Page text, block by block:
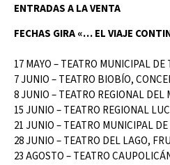
ENTRADAS A LA VENTA
FECHAS GIRA «… EL VIAJE
17 MAYO – TEATRO MUNICIPAL DE
7 JUNIO – TEATRO BIOBÍO,
8 JUNIO – TEATRO REGIONAL DEL
15 JUNIO – TEATRO REGIONAL
21 JUNIO – TEATRO MUNICIPAL
28 JUNIO – TEATRO DEL LAGO,
23 AGOSTO – TEATRO